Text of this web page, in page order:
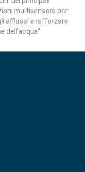
multisensore per
afflussi e rafforzare
dell’acqua”